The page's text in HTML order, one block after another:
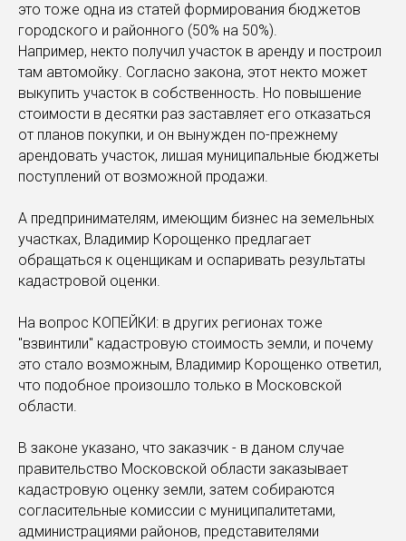
это тоже одна из статей формирования бюджетов
городского и районного (50% на 50%).
Например, некто получил участок в аренду и построил
там автомойку. Согласно закона, этот некто может
выкупить участок в собственность. Но повышение
стоимости в десятки раз заставляет его отказаться
от планов покупки, и он вынужден по-прежнему
арендовать участок, лишая муниципальные бюджеты
поступлений от возможной продажи.
А предпринимателям, имеющим бизнес на земельных
участках, Владимир Корощенко предлагает
обращаться к оценщикам и оспаривать результаты
кадастровой оценки.
На вопрос КОПЕЙКИ: в других регионах тоже
"взвинтили" кадастровую стоимость земли, и почему
это стало возможным, Владимир Корощенко ответил,
что подобное произошло только в Московской
области.
В законе указано, что заказчик - в даном случае
правительство Московской области заказывает
кадастровую оценку земли, затем собираются
согласительные комиссии с муниципалитетами,
администрациями районов, представителями